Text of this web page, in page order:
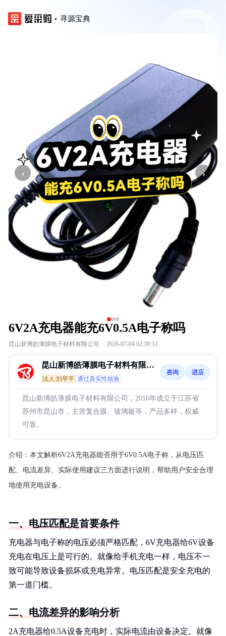
寻源宝典
‹ ›
6V2A充电器能充6V0.5A电子称吗
昆山新博皓薄膜电子材料有限公司 · 2026-07-04 02:39:33
昆山新博皓薄膜电子材料有限公
司
法人:刘早平 通过真实性核验
咨询 进店
昆山新博皓薄膜电子材料有限公司，2016年成立于江苏省
苏州市昆山市，主营复合膜、玻璃板等，产品多样，权威
可靠。
介绍： 本文解析6V2A充电器能否用于6V0.5A电子称，从电压匹
配、电流差异、实际使用建议三方面进行说明，帮助用户安全合理
地使用充电设备。
一、电压匹配是首要条件
充电器与电子称的电压必须严格匹配，6V充电器给6V设备
充电在电压上是可行的。就像给手机充电一样，电压不一
致可能导致设备损坏或充电异常。电压匹配是安全充电的
第一道门槛。
二、电流差异的影响分析
2A充电器给0.5A设备充电时，实际电流由设备决定。就像